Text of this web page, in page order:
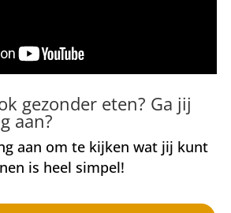
gezonder eten? Ga jij
aan?
aan om te kijken wat jij kunt
is heel simpel!